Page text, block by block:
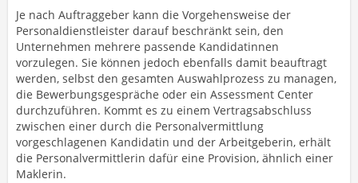
Je nach Auftraggeber kann die Vorgehensweise der
Personaldienstleister darauf beschränkt sein, den
Unternehmen mehrere passende Kandidatinnen
vorzulegen. Sie können jedoch ebenfalls damit beauftragt
werden, selbst den gesamten Auswahlprozess zu managen,
die Bewerbungsgespräche oder ein Assessment Center
durchzuführen. Kommt es zu einem Vertragsabschluss
zwischen einer durch die Personalvermittlung
vorgeschlagenen Kandidatin und der Arbeitgeberin, erhält
die Personalvermittlerin dafür eine Provision, ähnlich einer
Maklerin.